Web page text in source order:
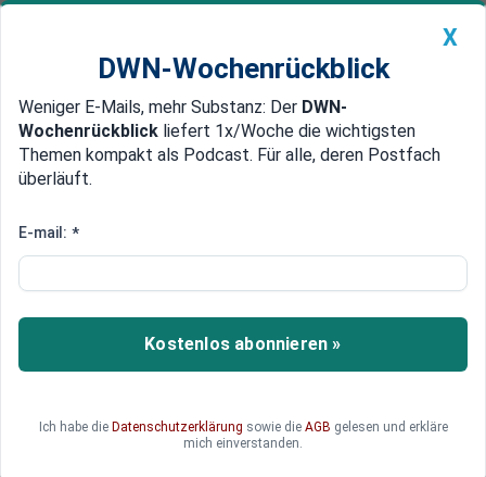
Newsticker MEIN DWN: Geldanlage Premium
Edelmetalle DWN-Magazin China
Trump-Friedensplan:
unerwarteten Verhandler ins
Zentrum der Ukraine-Gespräche
Während Donald Trump seinen „Trump-
X
DWN-Wochenrückblick
Weniger E-Mails, mehr Substanz: Der DWN-
Wochenrückblick liefert 1x/Woche die wichtigsten
Themen kompakt als Podcast. Für alle, deren Postfach
überläuft.
E-mail: *
Kostenlos abonnieren »
Ich habe die Datenschutzerklärung sowie die AGB gelesen und erkläre
mich einverstanden.